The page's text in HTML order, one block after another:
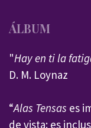
ÁLBUM
"Hay en ti la
D. M. Loynaz
“Alas Tensas es
de vista: es